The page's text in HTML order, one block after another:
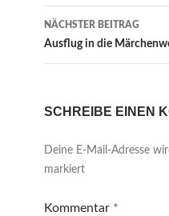
NÄCHSTER BEITRAG
Ausflug in die
SCHREIBE EINEN
Deine E-Mail-Adresse
markiert
Kommentar *